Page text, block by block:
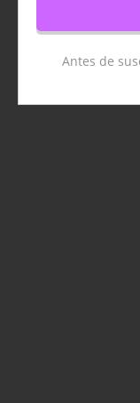
Antes de